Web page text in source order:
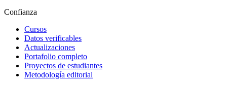
Confianza
Cursos
Datos verificables
Actualizaciones
Portafolio completo
Proyectos de estudiantes
Metodología editorial